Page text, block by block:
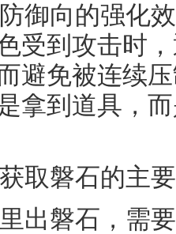
御向的强化
受到攻击时
避免被连续
拿到道具，
取磐石的主
出磐石，需